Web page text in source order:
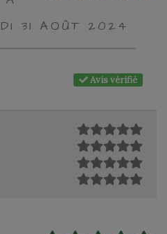
31 AOÛT 2024
Avis vérifié